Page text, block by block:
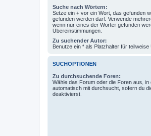
Suche nach Wörtern:
Setze ein + vor ein Wort, das gefunden
gefunden werden darf. Verwende
wenn nur eines der Wörter gefunden
Übereinstimmungen.
Zu suchender Autor:
Benutze ein * als Platzhalter für teilweise
SUCHOPTIONEN
Zu durchsuchende Foren:
Wähle das Forum oder die Foren aus,
automatisch mit durchsucht, sofern du
deaktivierst.